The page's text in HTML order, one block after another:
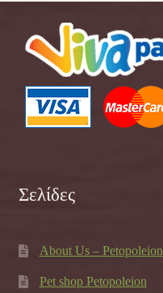
Σελίδες
About Us – Petopoleion
Pet shop Petopoleion